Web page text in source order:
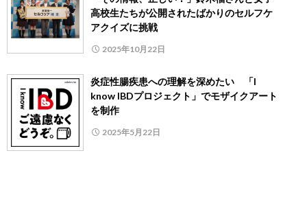
高校生たちが公開されたばかりのセルフケ
アクイズに挑戦
2025年10月22日
炎症性腸疾患への理解を深めたい 「I
know IBDプロジェクト」でモザイクアート
を制作
2025年5月22日